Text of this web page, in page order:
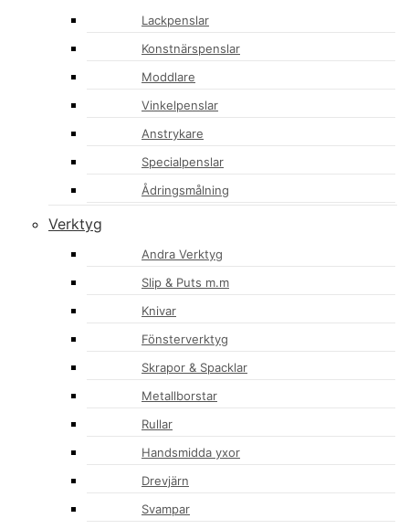
Lackpenslar
Konstnärspenslar
Moddlare
Vinkelpenslar
Anstrykare
Specialpenslar
Ådringsmålning
Verktyg
Andra Verktyg
Slip & Puts m.m
Knivar
Fönsterverktyg
Skrapor & Spacklar
Metallborstar
Rullar
Handsmidda yxor
Drevjärn
Svampar